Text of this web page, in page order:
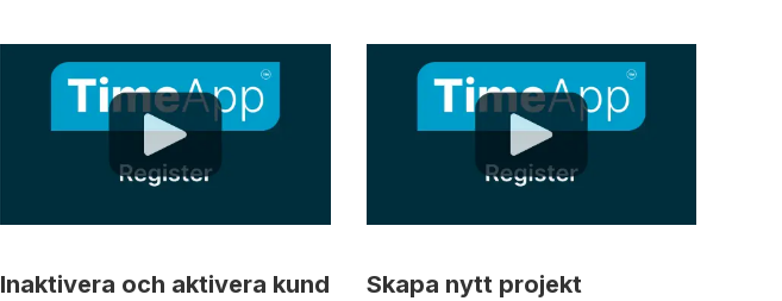
Inaktivera och aktivera kund Skapa nytt projekt